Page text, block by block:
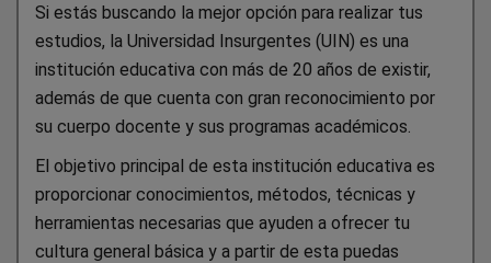
Si estás buscando la mejor opción para realizar tus
estudios, la Universidad Insurgentes (UIN) es una
institución educativa con más de 20 años de existir,
además de que cuenta con gran reconocimiento por
su cuerpo docente y sus programas académicos.
El objetivo principal de esta institución educativa es
proporcionar conocimientos, métodos, técnicas y
herramientas necesarias que ayuden a ofrecer tu
cultura general básica y a partir de esta puedas